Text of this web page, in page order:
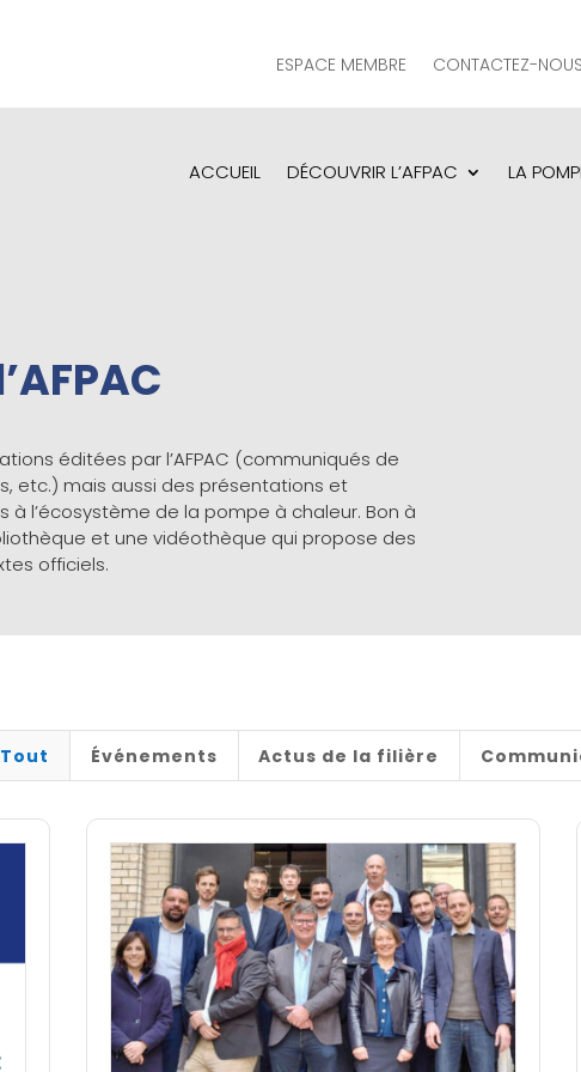
ESPACE MEMBRE CONTACTEZ-
ACCUEIL DÉCOUVRIR L’AFPAC LA
éditées par l’AFPAC (communiqués de
etc.) mais aussi des présentations et
à l’écosystème de la pompe à chaleur. Bon à
et une vidéothèque qui propose des
officiels.
Tout Événements Actus de la filière